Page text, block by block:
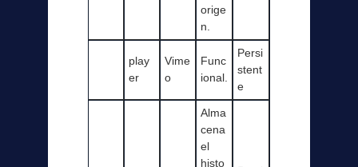
orige
n.
play
er
Vime
o
Func
ional.
Persi
stent
e
Alma
cena
el
histo